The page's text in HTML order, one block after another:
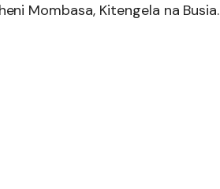
Mombasa, Kitengela na Busia.